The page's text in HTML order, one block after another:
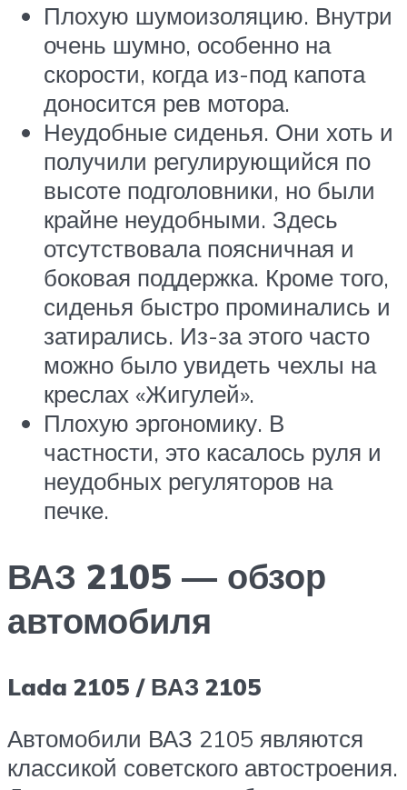
Плохую шумоизоляцию. Внутри
очень шумно, особенно на
скорости, когда из-под капота
доносится рев мотора.
Неудобные сиденья. Они хоть и
получили регулирующийся по
высоте подголовники, но были
крайне неудобными. Здесь
отсутствовала поясничная и
боковая поддержка. Кроме того,
сиденья быстро проминались и
затирались. Из-за этого часто
можно было увидеть чехлы на
креслах «Жигулей».
Плохую эргономику. В
частности, это касалось руля и
неудобных регуляторов на
печке.
ВАЗ 2105 — обзор
автомобиля
Lada 2105 / ВАЗ 2105
Автомобили ВАЗ 2105 являются
классикой советского автостроения.